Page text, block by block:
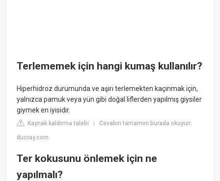
Terlememek için hangi kumaş kullanılır?
Hiperhidroz durumunda ve aşırı terlemekten kaçınmak için,
yalnızca pamuk veya yün gibi doğal liflerden yapılmış giysiler
giymek en iyisidir.
Kaynak kaldırma talebi |Cevabın tamamını burada okuyun:
ducray.com
Ter kokusunu önlemek için ne
yapılmalı?